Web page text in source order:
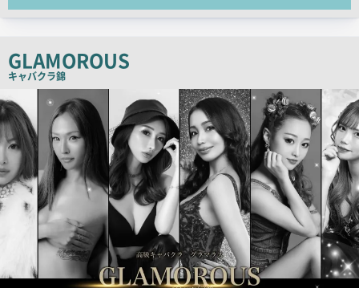
コ
ー
GLAMOROUS
キャバクラ錦
索
結
果
一
覧
用
画
像